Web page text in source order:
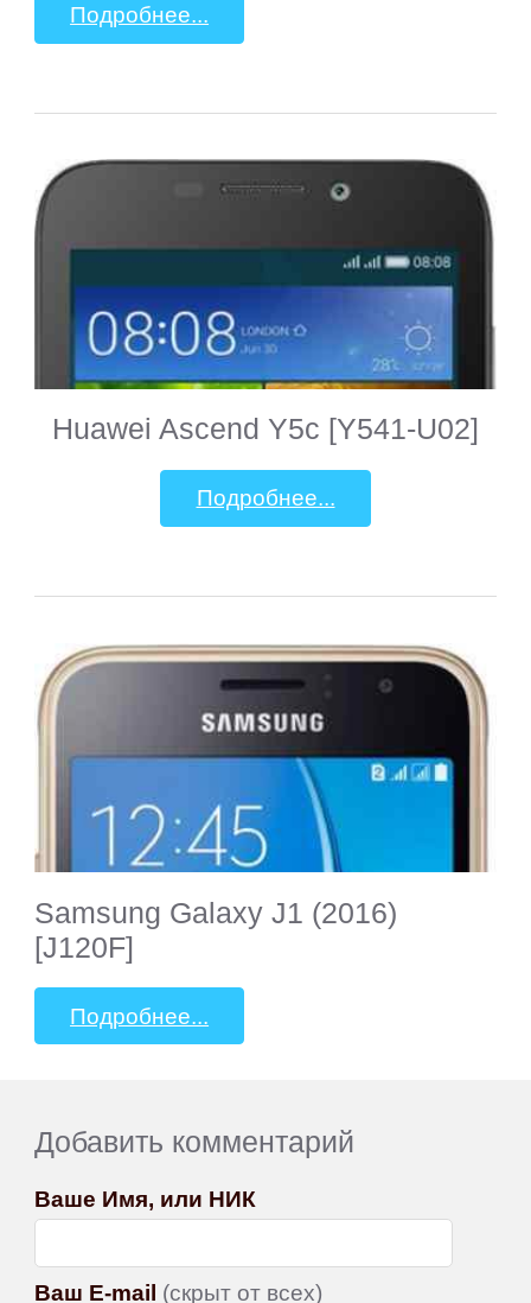
Подробнее...
Huawei Ascend Y5c [Y541-U02]
Подробнее...
Samsung Galaxy J1 (2016)
[J120F]
Подробнее...
Добавить комментарий
Ваше Имя, или НИК
Ваш E-mail (скрыт от всех)